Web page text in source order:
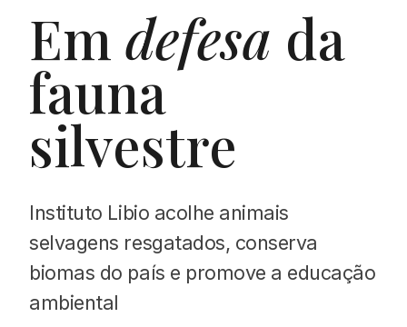
Emdefesa da
fauna
silvestre
Instituto Libio acolhe animais
selvagens resgatados, conserva
biomas do país e promove a educação
ambiental